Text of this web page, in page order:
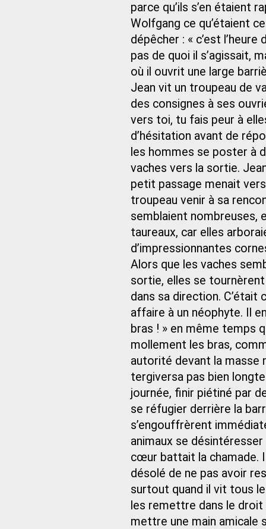
parce qu’ils s’en étaient
Wolfgang ce qu’étaient
dépêcher : « c’est
pas de quoi il s’agissait,
où il ouvrit une large
Jean vit un troupeau de
des consignes à ses
vers toi, tu fais peur à
d’hésitation avant de
les hommes se poster à
vaches vers la sortie.
petit passage menait
troupeau venir à sa
semblaient nombreuses,
taureaux, car elles
d’impressionnantes
Alors que les vaches
sortie, elles se
dans sa direction. C’était
affaire à un néophyte. Il
bras ! » en même temps
mollement les bras,
autorité devant la masse
tergiversa pas bien
journée, finir piétiné par
se réfugier derrière la
s’engouffrèrent
animaux se
cœur battait la chamade.
désolé de ne pas avoir
surtout quand il vit tous
les remettre dans le
mettre une main amicale